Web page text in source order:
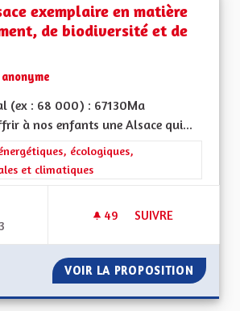
exemplaire en matière
de biodiversité et de
(ex : 68 000) : 67130Ma
à nos enfants une Alsace qui...
de la catégorie : Les transitions
écologiques,
et climatiques
49 49 ABONNÉS
SUIVRE
VOIR LA PROPOSITION POUR